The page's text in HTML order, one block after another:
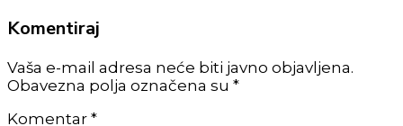
Komentiraj
Vaša e-mail adresa neće biti javno objavljena.
Obavezna polja označena su *
Komentar *